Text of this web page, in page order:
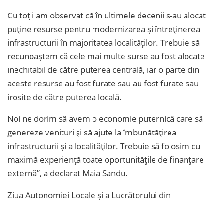
Cu toții am observat că în ultimele decenii s-au alocat
puține resurse pentru modernizarea și întreținerea
infrastructurii în majoritatea localităților. Trebuie să
recunoaștem că cele mai multe surse au fost alocate
inechitabil de către puterea centrală, iar o parte din
aceste resurse au fost furate sau au fost furate sau
irosite de către puterea locală.
Noi ne dorim să avem o economie puternică care să
genereze venituri și să ajute la îmbunătățirea
infrastructurii și a localităților. Trebuie să folosim cu
maximă experiență toate oportunitățile de finanțare
externă”, a declarat Maia Sandu.
Ziua Autonomiei Locale și a Lucrătorului din